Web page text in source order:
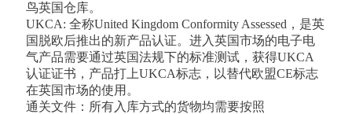
鸟英国仓库。
UKCA: 全称United Kingdom Conformity Assessed，是英
国脱欧后推出的新产品认证。进入英国市场的电子电
气产品需要通过英国法规下的标准测试，获得UKCA
认证证书，产品打上UKCA标志，以替代欧盟CE标志
在英国市场的使用。
通关文件：所有入库方式的货物均需要按照